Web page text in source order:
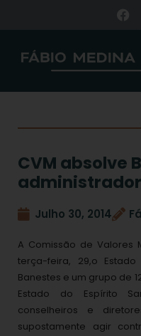
CVM absolve
Julho 30, 2014
A Comissão de Valores
terça-feira, 29,o
Banestes e um grupo de
Estado do Espírito
conselheiros e
supostamente agir